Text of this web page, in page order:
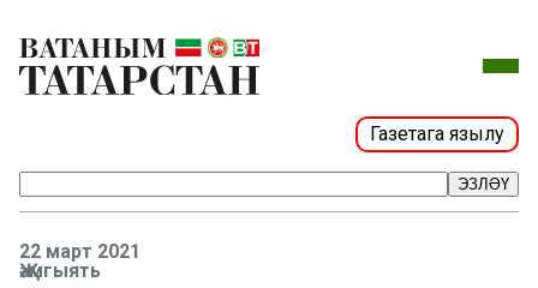
Газетага язылу
ЭЗЛӘҮ
22 март 2021
Җәмгыять